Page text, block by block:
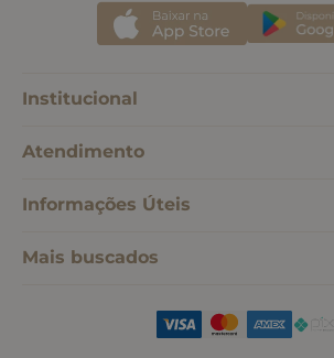
Institucional
Atendimento
Informações Úteis
Mais buscados